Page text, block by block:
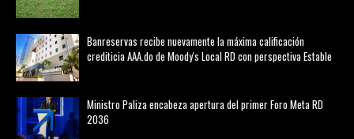
Banreservas recibe nuevamente la máxima calificación
crediticia AAA.do de Moody's Local RD con perspectiva Estable
Ministro Paliza encabeza apertura del primer Foro Meta RD
2036